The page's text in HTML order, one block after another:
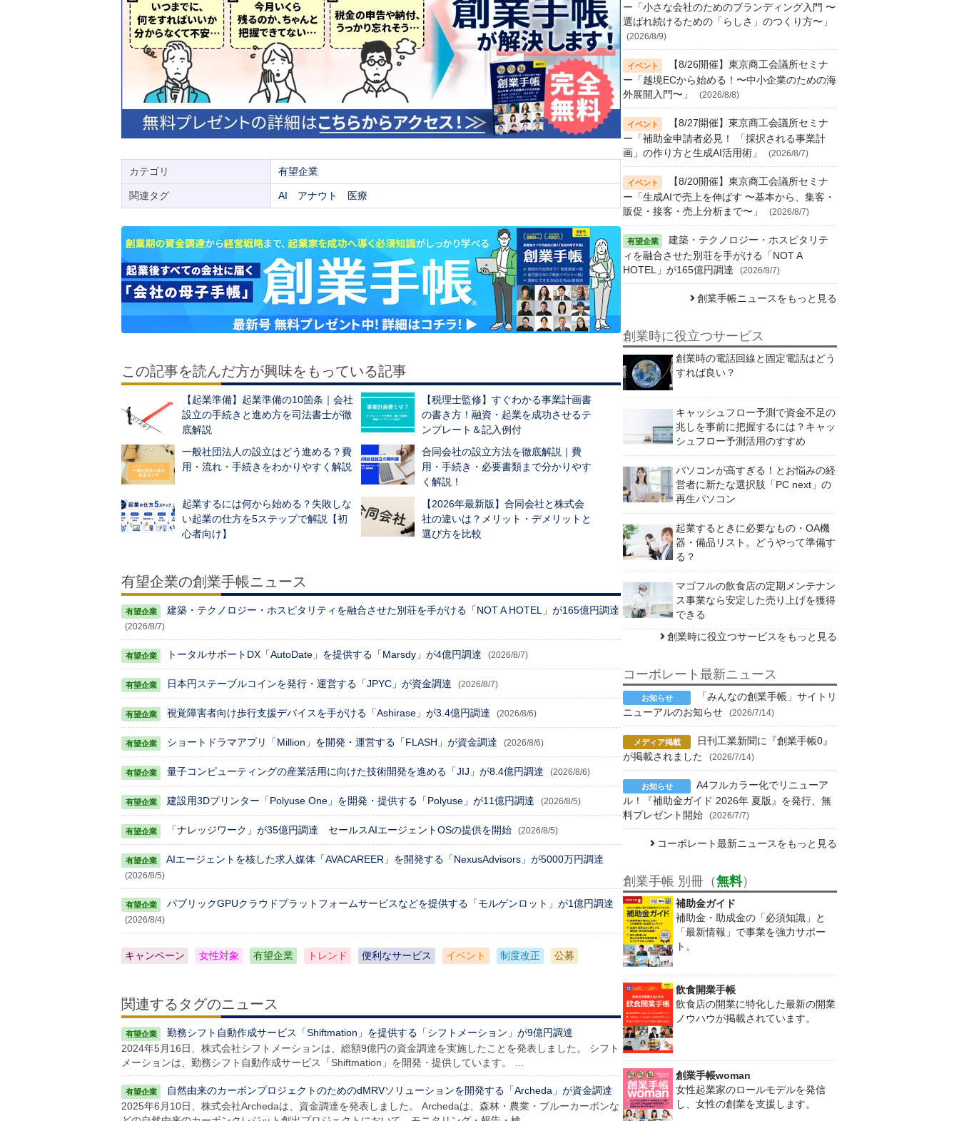
カテゴリ 有望企業
関連タグ AI アナウト 医療
この記事を読んだ方が興味をもっている記事
【起業準備】起業準備の10箇条｜会社
設立の手続きと進め方を司法書士が徹
底解説
【税理士監修】すぐわかる事業計画書
の書き方！融資・起業を成功させるテ
ンプレート＆記入例付
一般社団法人の設立はどう進める？費
用・流れ・手続きをわかりやすく解説
合同会社の設立方法を徹底解説｜費
用・手続き・必要書類まで分かりやす
く解説！
起業するには何から始める？失敗しな
い起業の仕方を5ステップで解説【初
心者向け】
【2026年最新版】合同会社と株式会
社の違いは？メリット・デメリットと
選び方を比較
有望企業の創業手帳ニュース
建築・テクノロジー・ホスピタリティを融合させた別荘を手がける「NOT A HOTEL」が165億円調達
(2026/8/7)
トータルサポートDX「AutoDate」を提供する「Marsdy」が4億円調達 (2026/8/7)
日本円ステーブルコインを発行・運営する「JPYC」が資金調達 (2026/8/7)
視覚障害者向け歩行支援デバイスを手がける「Ashirase」が3.4億円調達 (2026/8/6)
ショートドラマアプリ「Million」を開発・運営する「FLASH」が資金調達 (2026/8/6)
量子コンピューティングの産業活用に向けた技術開発を進める「JIJ」が8.4億円調達 (2026/8/6)
建設用3Dプリンター「Polyuse One」を開発・提供する「Polyuse」が11億円調達 (2026/8/5)
「ナレッジワーク」が35億円調達 セールスAIエージェントOSの提供を開始 (2026/8/5)
AIエージェントを核した求人媒体「AVACAREER」を開発する「NexusAdvisors」が5000万円調達
(2026/8/5)
パブリックGPUクラウドプラットフォームサービスなどを提供する「モルゲンロット」が1億円調達
(2026/8/4)
キャンペーン 女性対象 有望企業 トレンド 便利なサービス イベント 制度改正 公募
関連するタグのニュース
勤務シフト自動作成サービス「Shiftmation」を提供する「シフトメーション」が9億円調達
2024年5月16日、株式会社シフトメーションは、総額9億円の資金調達を実施したことを発表しました。 シフト
メーションは、勤務シフト自動作成サービス「Shiftmation」を開発・提供しています。 …
自然由来のカーボンプロジェクトのためのdMRVソリューションを開発する「Archeda」が資金調達
2025年6月10日、株式会社Archedaは、資金調達を発表しました。 Archedaは、森林・農業・ブルーカーボンな
ー「小さな会社のためのブランディング入門 〜
選ばれ続けるための「らしさ」のつくり方〜」
(2026/8/9)
【8/26開催】東京商工会議所セミナ
ー「越境ECから始める！〜中小企業のための海
外展開入門〜」
(2026/8/8)
【8/27開催】東京商工会議所セミナ
ー「補助金申請者必見！ 「採択される事業計
画」の作り方と生成AI活用術」
(2026/8/7)
【8/20開催】東京商工会議所セミナ
ー「生成AIで売上を伸ばす 〜基本から、集客・
販促・接客・売上分析まで〜」
(2026/8/7)
建築・テクノロジー・ホスピタリテ
ィを融合させた別荘を手がける「NOT A
HOTEL」が165億円調達
(2026/8/7)
創業手帳ニュースをもっと見る
創業時に役立つサービス
創業時の電話回線と固定電話はどう
すれば良い？
キャッシュフロー予測で資金不足の
兆しを事前に把握するには？キャッ
シュフロー予測活用のすすめ
パソコンが高すぎる！とお悩みの経
営者に新たな選択肢「PC next」の
再生パソコン
起業するときに必要なもの・OA機
器・備品リスト。どうやって準備す
る？
マゴフルの飲食店の定期メンテナン
ス事業なら安定した売り上げを獲得
できる
創業時に役立つサービスをもっと見る
コーポレート最新ニュース
「みんなの創業手帳」サイトリ
ニューアルのお知らせ
(2026/7/14)
日刊工業新聞に『創業手帳0』
が掲載されました
(2026/7/14)
A4フルカラー化でリニューア
ル！『補助金ガイド 2026年 夏版』を発行、無
料プレゼント開始
(2026/7/7)
コーポレート最新ニュースをもっと見る
創業手帳 別冊（無料）
補助金ガイド
補助金・助成金の「必須知識」と
「最新情報」で事業を強力サポー
ト。
飲食開業手帳
飲食店の開業に特化した最新の開業
ノウハウが掲載されています。
創業手帳woman
女性起業家のロールモデルを発信
し、女性の創業を支援します。